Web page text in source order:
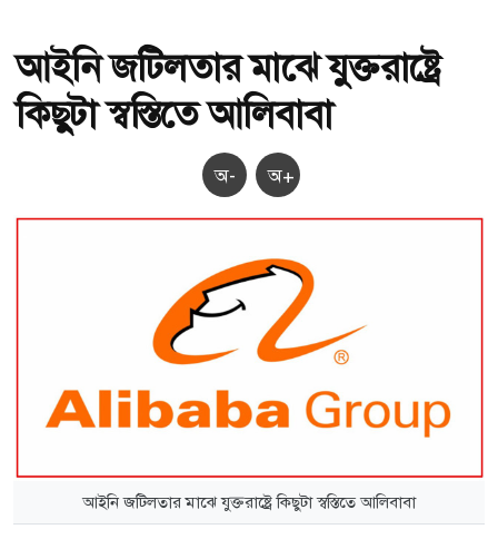
আইনি জটিলতার মাঝে যুক্তরাষ্ট্রে
কিছুটা স্বস্তিতে আলিবাবা
অ- অ+
আইনি জটিলতার মাঝে যুক্তরাষ্ট্রে কিছুটা স্বস্তিতে আলিবাবা